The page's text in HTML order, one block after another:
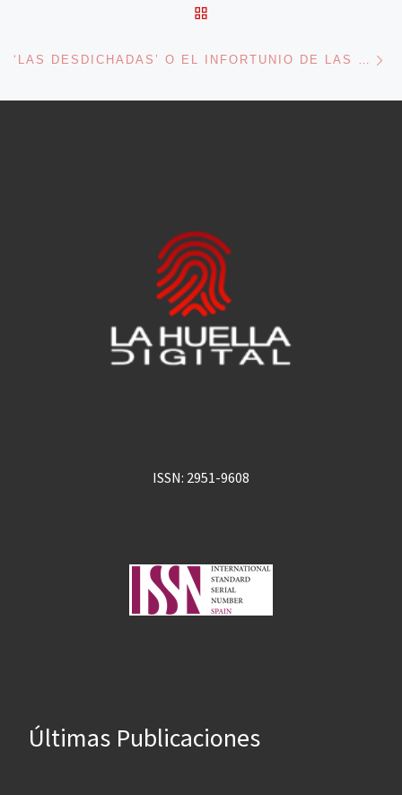
ISSN: 2951-9608
Últimas Publicaciones